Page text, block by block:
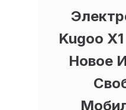
Kugoo
Новое